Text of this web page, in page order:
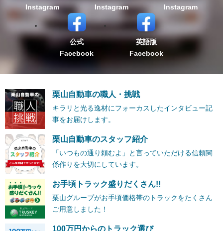
Instagram
Instagram
Instagram
公式
Facebook
英語版
Facebook
栗山自動車の職人・挑戦
キラリと光る逸材にフォーカスしたインタビュー記
事をお届けします。
栗山自動車のスタッフ紹介
「いつもの通り頼むよ」と言っていただける信頼関
係作りを大切にしています。
お手頃トラック盛りだくさん!!
栗山グループがお手頃価格帯のトラックをたくさん
ご用意しました！
100万円からのトラック選び